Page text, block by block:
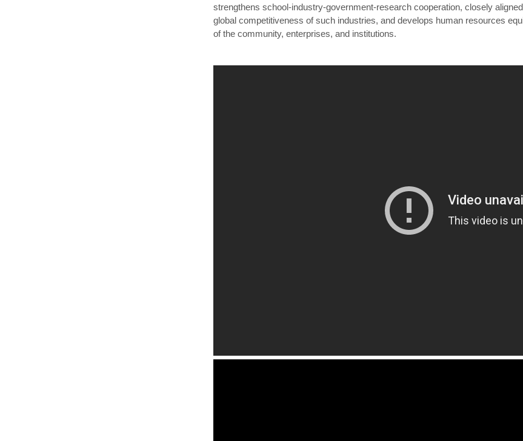
strengthens school-industry-government-research cooperation, closely
global competitiveness of such industries, and develops human resources
of the community, enterprises, and institutions.